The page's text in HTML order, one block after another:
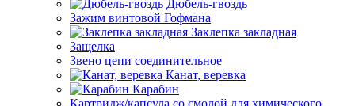
Дюбель-гвоздь
Зажим винтовой Гофмана
Заклепка закладная
Защелка
Звено цепи соединительное
Канат, веревка
Карабин
Картридж/капсула со смолой для химического